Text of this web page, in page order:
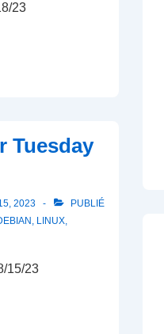
23
Tuesday
2023
PUBLIÉ
, LINUX,
15/23